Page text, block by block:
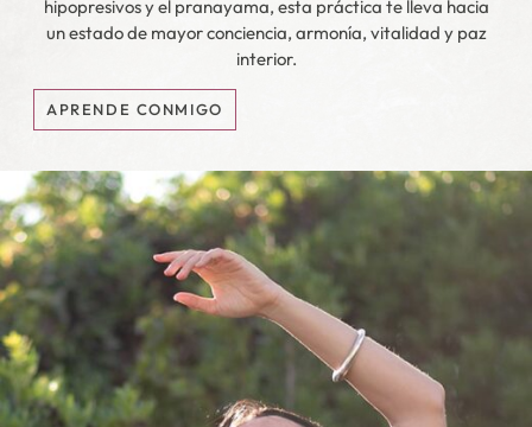
hipopresivos y el pranayama, esta práctica te lleva hacia
un estado de mayor conciencia, armonía, vitalidad y paz
interior.
APRENDE CONMIGO